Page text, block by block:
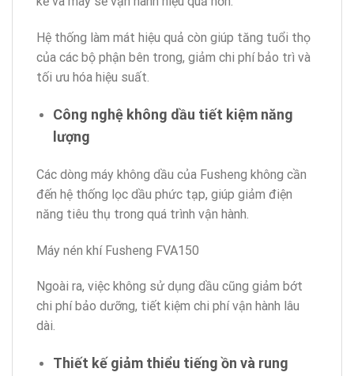
Hệ thống làm mát hiệu quả còn giúp tăng tuổi thọ
của các bộ phận bên trong, giảm chi phí bảo trì và
tối ưu hóa hiệu suất.
Công nghệ không dầu tiết kiệm năng
lượng
Các dòng máy không dầu của Fusheng không cần
đến hệ thống lọc dầu phức tạp, giúp giảm điện
năng tiêu thụ trong quá trình vận hành.
Máy nén khí Fusheng FVA150
Ngoài ra, việc không sử dụng dầu cũng giảm bớt
chi phí bảo dưỡng, tiết kiệm chi phí vận hành lâu
dài.
Thiết kế giảm thiểu tiếng ồn và rung